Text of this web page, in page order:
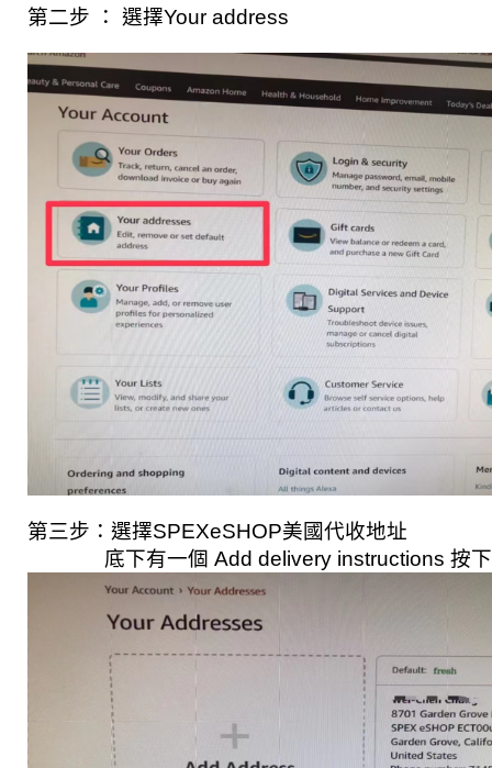
第二步 ： 選擇Your address
第三步：選擇SPEXeSHOP美國代收地址
底下有一個 Add delivery instructions 按